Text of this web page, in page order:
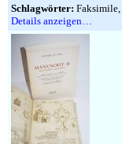
Schlagwörter:
Details anzeigen…